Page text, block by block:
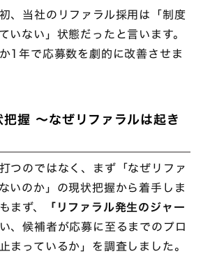
、当社のリファラル採用は「制度
いない」状態だったと言います。
1年で応募数を劇的に改善させま
握 〜なぜリファラルは起き
つのではなく、まず「なぜリファ
いのか」の現状把握から着手しま
まず、
「リファラル発生のジャー
、候補者が応募に至るまでのプロ
まっているか」を調査しました。